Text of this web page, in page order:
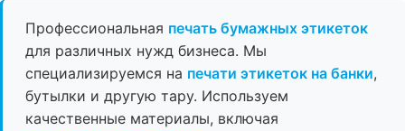
Профессиональная печать бумажных этикеток
для различных нужд бизнеса. Мы
специализируемся на печати этикеток на банки,
бутылки и другую тару. Используем
качественные материалы, включая